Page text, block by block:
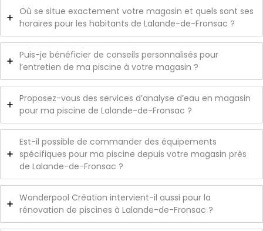
Où se situe exactement votre magasin et quels sont ses
horaires pour les habitants de Lalande-de-Fronsac ?
Puis-je bénéficier de conseils personnalisés pour
l’entretien de ma piscine à votre magasin ?
Proposez-vous des services d’analyse d’eau en magasin
pour ma piscine de Lalande-de-Fronsac ?
Est-il possible de commander des équipements
spécifiques pour ma piscine depuis votre magasin près
de Lalande-de-Fronsac ?
Wonderpool Création intervient-il aussi pour la
rénovation de piscines à Lalande-de-Fronsac ?